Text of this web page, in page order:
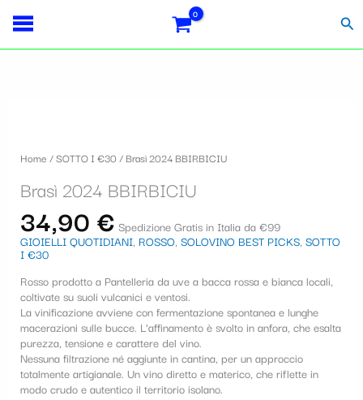
contenuto
Home /SOTTO I €30 / Brasì 2024 BBIRBICIU
Brasì 2024 BBIRBICIU
34,90 € Spedizione Gratis in Italia da €99
GIOIELLI QUOTIDIANI, ROSSO, SOLOVINO BEST PICKS, SOTTO
I €30
Rosso prodotto a Pantelleria da uve a bacca rossa e bianca locali,
coltivate su suoli vulcanici e ventosi.
La vinificazione avviene con fermentazione spontanea e lunghe
macerazioni sulle bucce. L’affinamento è svolto in anfora, che esalta
purezza, tensione e carattere del vino.
Nessuna filtrazione né aggiunte in cantina, per un approccio
totalmente artigianale. Un vino diretto e materico, che riflette in
modo crudo e autentico il territorio isolano.
quantità
S
o
n
a
u
a
c
a
t
fiscale:
Carrello: